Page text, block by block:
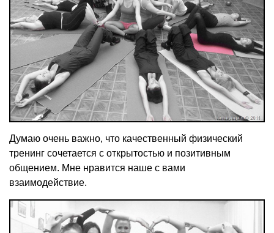
Думаю очень важно, что качественный физический
тренинг сочетается с открытостью и позитивным
общением. Мне нравится наше с вами
взаимодействие.